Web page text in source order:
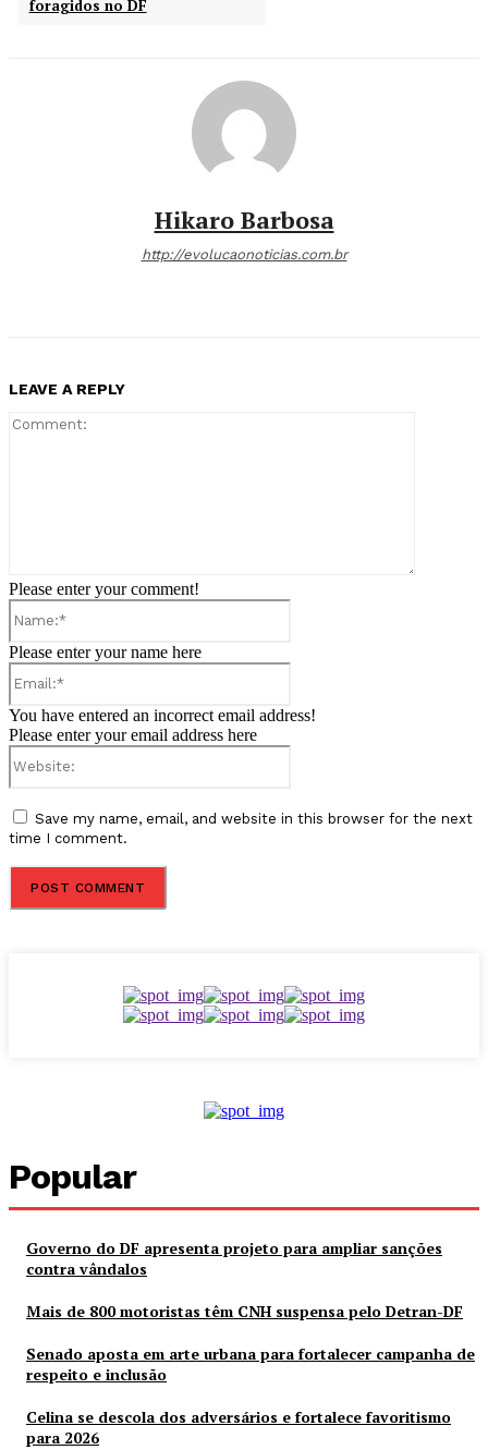
foragidos no DF
Hikaro Barbosa
http://evolucaonoticias.com.br
LEAVE A REPLY
Please enter your comment!
Please enter your name here
You have entered an incorrect email address!
Please enter your email address here
Save my name, email, and website in this browser for the next
time I comment.
Popular
Governo do DF apresenta projeto para ampliar sanções
contra vândalos
Mais de 800 motoristas têm CNH suspensa pelo Detran-DF
Senado aposta em arte urbana para fortalecer campanha de
respeito e inclusão
Celina se descola dos adversários e fortalece favoritismo
para 2026